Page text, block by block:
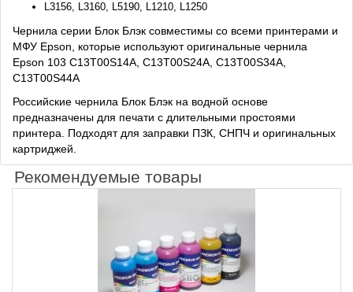
L3156, L3160, L5190, L1210, L1250
Чернила серии Блок Блэк совместимы со всеми принтерами и
МФУ Epson, которые используют оригинальные чернила
Epson 103 C13T00S14A, C13T00S24A, C13T00S34A,
C13T00S44A
Российские чернила Блок Блэк на водной основе
предназначены для печати с длительными простоями
принтера. Подходят для заправки ПЗК, СНПЧ и оригинальных
картриджей.
Рекомендуемые товары